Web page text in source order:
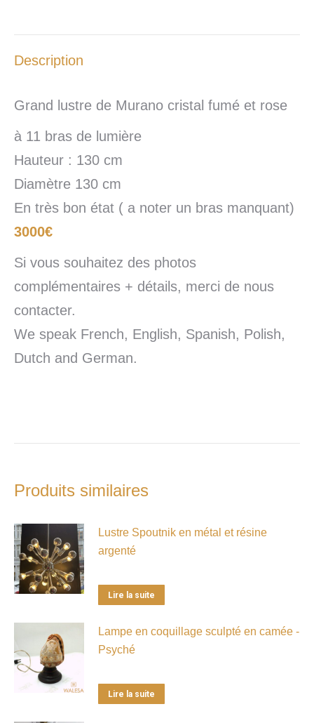
Description
Grand lustre de Murano cristal fumé et rose
à 11 bras de lumière
Hauteur : 130 cm
Diamètre 130 cm
En très bon état ( a noter un bras manquant)
3000€
Si vous souhaitez des photos
complémentaires + détails, merci de nous
contacter.
We speak French, English, Spanish, Polish,
Dutch and German.
Produits similaires
Lustre Spoutnik en métal et résine
argenté
Lire la suite
Lampe en coquillage sculpté en camée -
Psyché
Lire la suite